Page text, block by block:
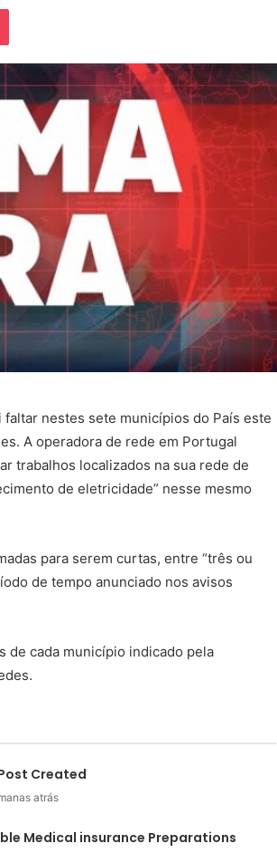
Pocket
faltar nestes sete municípios do País este
A operadora de rede em Portugal
trabalhos localizados na sua rede de
de eletricidade” nesse mesmo
para serem curtas, entre “três ou
de tempo anunciado nos avisos
de cada município indicado pela
Created
atrás
Medical insurance Preparations